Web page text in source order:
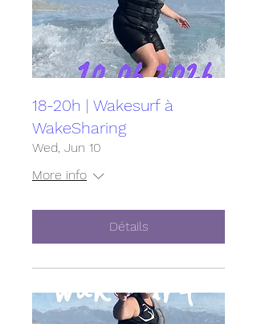
18-20h | Wakesurf à
WakeSharing
Wed, Jun 10
More info
Détails